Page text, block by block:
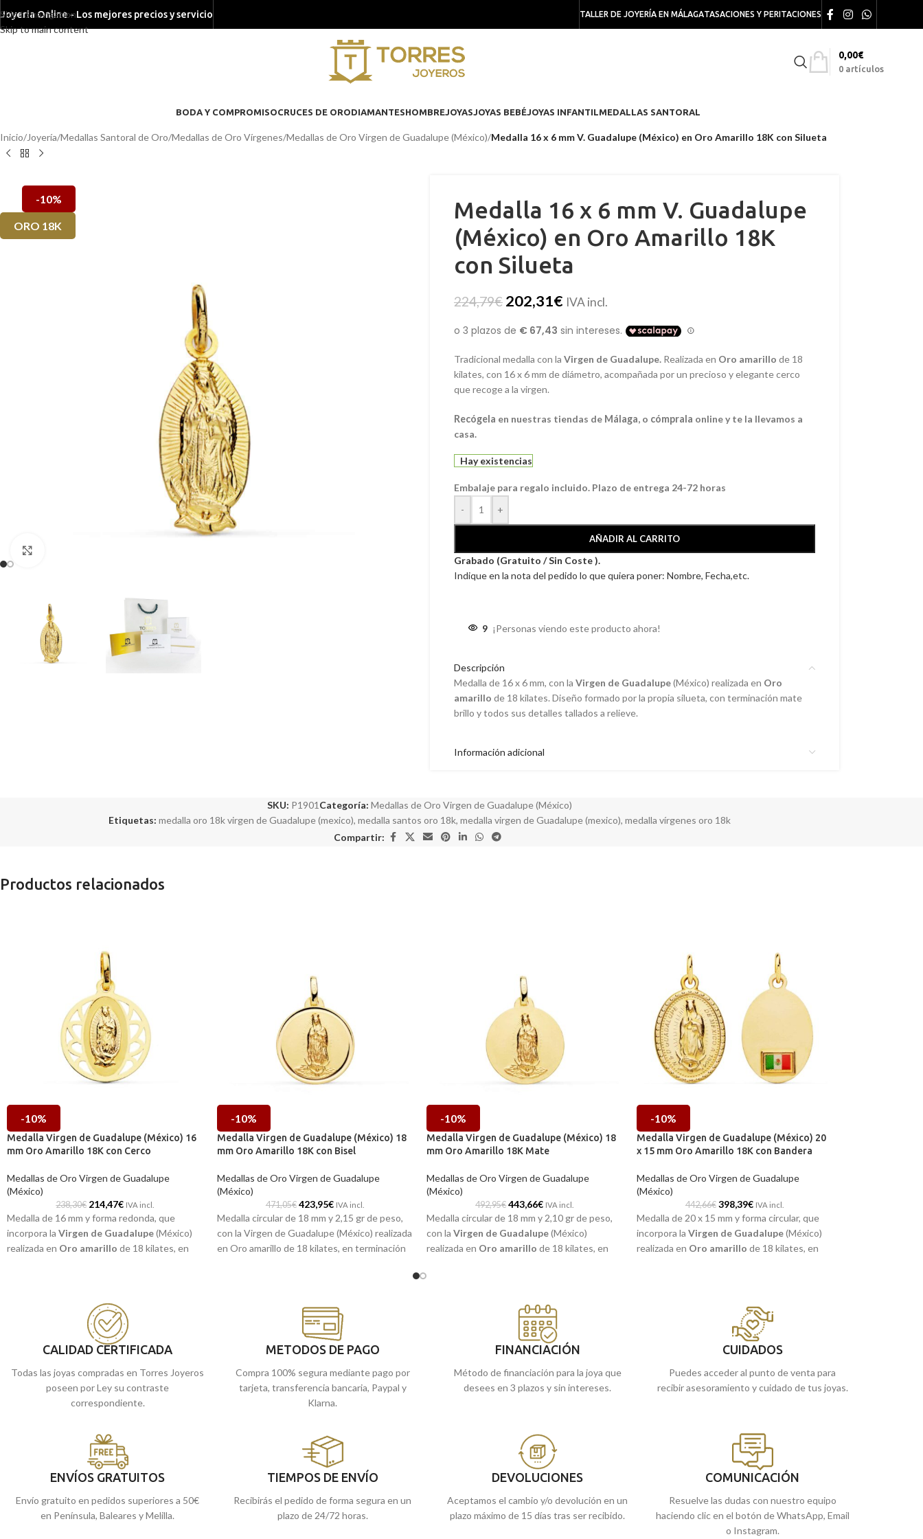
Skip to navigation
Skip to main content
Joyeria Online - Los mejores precios y servicio TALLER DE JOYERÍA EN MÁLAGATASACIONES Y PERITACIONES
0 artículos
0,00€
BODA Y COMPROMISOCRUCES DE ORODIAMANTESHOMBREJOYASJOYAS BEBÉJOYAS INFANTILMEDALLAS SANTORAL
Inicio/Joyería/Medallas Santoral de Oro/Medallas de Oro Vírgenes/Medallas de Oro Virgen de Guadalupe (México)/Medalla 16 x 6 mm V. Guadalupe (México) en Oro Amarillo 18K con Silueta
-10%
ORO 18K
Medalla 16 x 6 mm V. Guadalupe
(México) en Oro Amarillo 18K
con Silueta
224,79€ 202,31€ IVA incl.
Tradicional medalla con la Virgen de Guadalupe.Realizada en Oro amarillo de 18
kilates, con 16 x 6 mm de diámetro, acompañada por un precioso y elegante cerco
que recoge a la virgen.
Recógela en nuestras tiendas de Málaga, o cómprala online y te la llevamos a
casa.
Hay existencias
Embalaje para regalo incluido. Plazo de entrega 24-72 horas
-
+
AÑADIR AL CARRITO
Grabado (Gratuito / Sin Coste ).
Indique en la nota del pedido lo que quiera poner: Nombre, Fecha,etc.
9 ¡Personas viendo este producto ahora!
Descripción
Medalla de 16 x 6 mm, con la Virgen de Guadalupe(México) realizada en Oro
amarillo de 18 kilates. Diseño formado por la propia silueta, con terminación mate
brillo y todos sus detalles tallados a relieve.
Información adicional
SKU: P1901 Categoría: Medallas de Oro Virgen de Guadalupe (México)
Etiquetas: medalla oro 18k virgen de Guadalupe (mexico), medalla santos oro 18k, medalla virgen de Guadalupe (mexico), medalla vírgenes oro 18k
Compartir:
Productos relacionados
-10%
Medalla Virgen de Guadalupe (México) 16
mm Oro Amarillo 18K con Cerco
Medallas de Oro Virgen de Guadalupe
(México)
238,30€ 214,47€ IVA incl.
Medalla de 16 mm y forma redonda, que
incorpora la Virgen de Guadalupe(México)
realizada en Oro amarillo de 18 kilates, en
perfecta para ti o regalar a quien más quieras.
en nuestras tiendas de
cómpralaonline y te la llevamos a casa.
-10%
Medalla Virgen de Guadalupe (México) 18
mm Oro Amarillo 18K con Bisel
Medallas de Oro Virgen de Guadalupe
(México)
471,05€ 423,95€ IVA incl.
Medalla circular de 18 mm y 2,15 gr de peso,
con la Virgen de Guadalupe (México) realizada
en Oro amarillo de 18 kilates, en terminación
en nuestras tiendas de
online y te la llevamos a casa.
-10%
Medalla Virgen de Guadalupe (México) 18
mm Oro Amarillo 18K Mate
Medallas de Oro Virgen de Guadalupe
(México)
492,95€ 443,66€ IVA incl.
Medalla circular de 18 mm y 2,10 gr de peso,
con la Virgen de Guadalupe(México)
realizada en Oro amarillo de 18 kilates, en
en nuestras tiendas de
online y te la llevamos a casa.
-10%
Medalla Virgen de Guadalupe (México) 20
x 15 mm Oro Amarillo 18K con Bandera
Medallas de Oro Virgen de Guadalupe
(México)
442,66€ 398,39€ IVA incl.
Medalla de 20 x 15 mm y forma circular, que
incorpora la Virgen de Guadalupe(México)
realizada en Oro amarillo de 18 kilates, en
quieras, que incorpora además su colorida
en nuestras tiendas de
CALIDAD CERTIFICADA
Todas las joyas compradas en Torres Joyeros
poseen por Ley su contraste
correspondiente.
METODOS DE PAGO
Compra 100% segura mediante pago por
tarjeta, transferencia bancaria, Paypal y
Klarna.
FINANCIACIÓN
Método de financiación para la joya que
desees en 3 plazos y sin intereses.
CUIDADOS
Puedes acceder al punto de venta para
recibir asesoramiento y cuidado de tus joyas.
ENVÍOS GRATUITOS
Envío gratuito en pedidos superiores a 50€
en Península, Baleares y Melilla.
TIEMPOS DE ENVÍO
Recibirás el pedido de forma segura en un
plazo de 24/72 horas.
DEVOLUCIONES
Aceptamos el cambio y/o devolución en un
plazo máximo de 15 días tras ser recibido.
COMUNICACIÓN
Resuelve las dudas con nuestro equipo
haciendo clic en el botón de WhatsApp, Email
o Instagram.